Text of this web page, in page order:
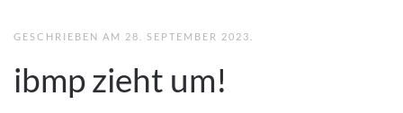
GESCHRIEBEN AM 28. SEPTEMBER 2023
ibmp zieht um!